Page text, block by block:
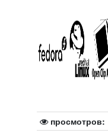
просмотров: